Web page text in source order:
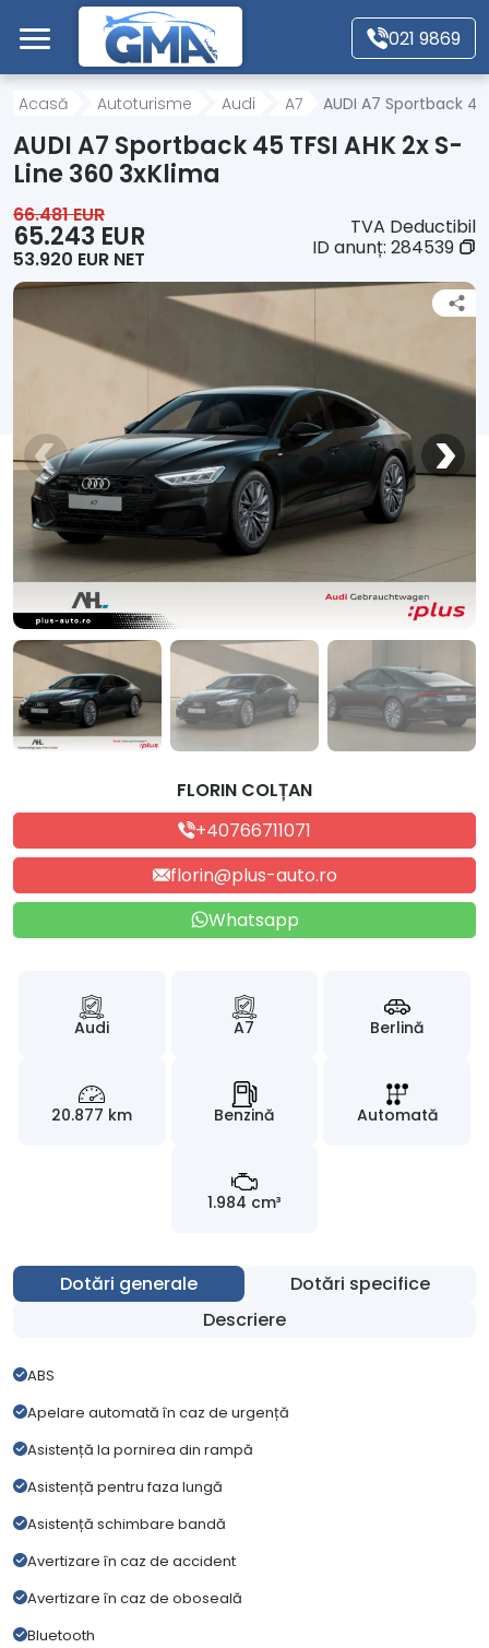
Mergi direct la conținutul principal
021 9869
Acasă
Autoturisme
Motociclete
Autoutilitare
Alte tipuri vehicule
Despre Noi
Contact
Acasă Autoturisme Audi A7 AUDI A7 Sportback
AUDI A7 Sportback 45 TFSI AHK 2x S-
Line 360 3xKlima
66.481 EUR
65.243 EUR
53.920 EUR NET
TVA Deductibil
ID anunț: 284539
FLORIN COLȚAN
+40766711071
florin@plus-auto.ro
Whatsapp
Audi A7 Berlină
20.877 km Benzină Automată
1.984 cm³
Dotări generale
Dotări specifice
Descriere
ABS
Apelare automată în caz de urgență
Asistență la pornirea din rampă
Asistență pentru faza lungă
Asistență schimbare bandă
Avertizare în caz de accident
Avertizare în caz de oboseală
Bluetooth